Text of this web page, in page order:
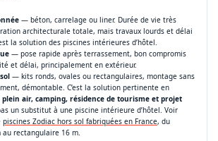
— béton, carrelage ou liner. Durée de vie très
architecturale totale, mais travaux lourds et délai
la solution des piscines intérieures d’hôtel.
— pose rapide après terrassement, bon compromis
et délai, principalement en extérieur.
— kits ronds, ovales ou rectangulaires, montage sans
démontable. C’est la solution pertinente en
air, camping, résidence de tourisme et projet
un substitut à une piscine intérieure d’hôtel. Voir
piscines Zodiac hors sol fabriquées en France, du
rectangulaire 16 m.